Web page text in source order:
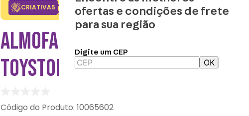
ofertas e condições de frete
para sua região
Digite um CEP
OK
CRIATIVA5 Adicione o cupom no carrinho e
ganhe desconto na 1a compra.
Copiar
ALMOFADA FORMATO JESSIE
TOYSTORY - DISNEY
:10065602